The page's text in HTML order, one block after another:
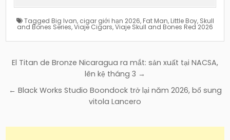
Tagged Big Ivan, cigar giới hạn 2026, Fat Man, Little Boy, Skull
and Bones Series,Viaje Cigars,Viaje Skull and Bones Red 2026
Điều
bài
El Titan de Bronze Nicaragua ra mắt: sản xuất tại NACSA,
lên kệ tháng 3 →
← Black Works Studio Boondock trở lại năm 2026, bổ sung
vitola Lancero